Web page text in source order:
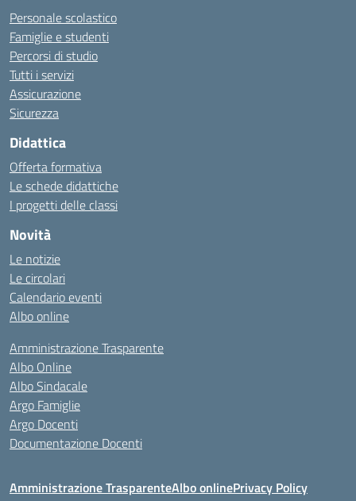
Personale scolastico
Famiglie e studenti
Percorsi di studio
Tutti i servizi
Assicurazione
Sicurezza
Didattica
Offerta formativa
Le schede didattiche
I progetti delle classi
Novità
Le notizie
Le circolari
Calendario eventi
Albo online
Amministrazione Trasparente
Albo Online
Albo Sindacale
Argo Famiglie
Argo Docenti
Documentazione Docenti
Amministrazione TrasparenteAlbo onlinePrivacy Policy